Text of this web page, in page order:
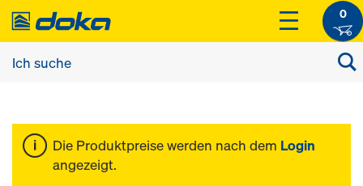
0
Die Produktpreise werden nach dem Login
angezeigt.